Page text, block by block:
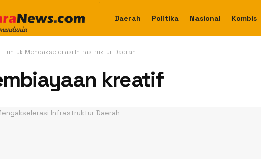
Daerah Politika Nasional Kombis
untuk Mengakselerasi Infrastruktur Daerah
kreatif